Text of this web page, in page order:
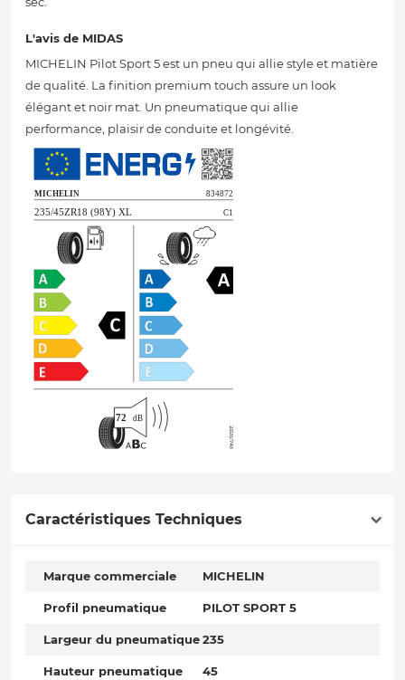
L'avis de MIDAS
MICHELIN Pilot Sport 5 est un pneu qui allie style et matière
de qualité. La finition premium touch assure un look
élégant et noir mat. Un pneumatique qui allie
performance, plaisir de conduite et longévité.
Caractéristiques Techniques
Marque commerciale MICHELIN
Profil pneumatique PILOT SPORT 5
Largeur du pneumatique235
Hauteur pneumatique 45